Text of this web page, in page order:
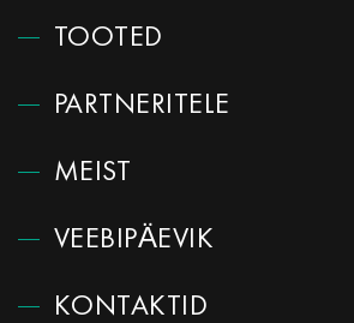
TOOTED
PARTNERITELE
MEIST
VEEBIPÄEVIK
КОNTAKTID